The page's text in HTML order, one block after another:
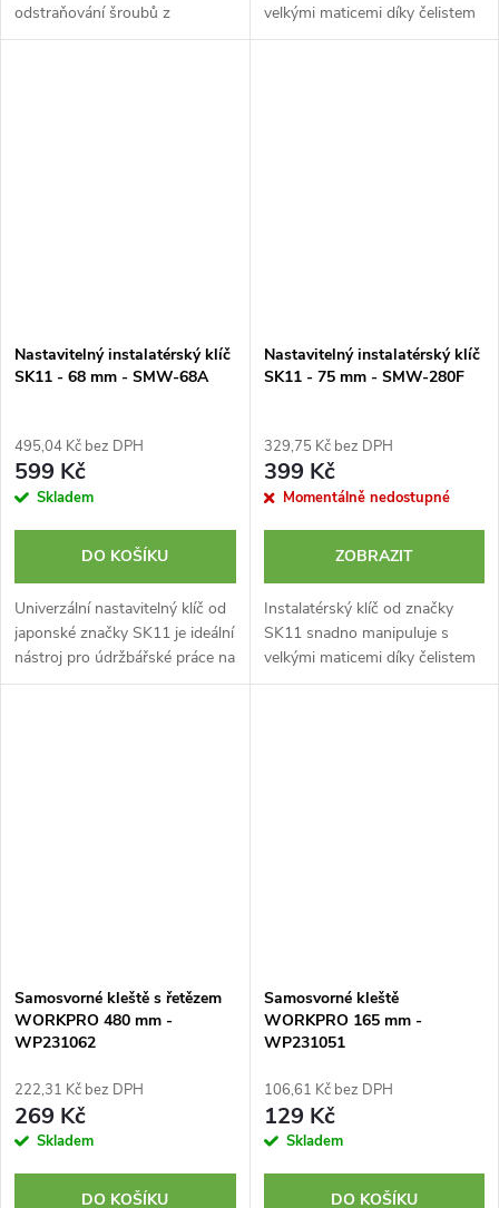
odstraňování šroubů z
vodovodních kohoutků.
velkými maticemi díky čelistem
o šířce 60 mm. Ideální pro
Nastavitelný instalatérský klíč
SK11 - 68 mm - SMW-68A
495,04 Kč bez DPH
599 Kč
Skladem
DO KOŠÍKU
Univerzální nastavitelný klíč od
japonské značky SK11 je ideální
nástroj pro údržbářské práce na
bateriích, sifonech a trubkách.
Nastavitelný instalatérský klíč
SK11 - 75 mm - SMW-280F
329,75 Kč bez DPH
399 Kč
Momentálně nedostupné
ZOBRAZIT
Instalatérský klíč od značky
SK11 snadno manipuluje s
velkými maticemi díky čelistem
o šířce 75 mm. Ideální pro
Samosvorné kleště s řetězem
WORKPRO 480 mm -
WP231062
222,31 Kč bez DPH
269 Kč
Skladem
DO KOŠÍKU
Samosvorné kleště
WORKPRO 165 mm -
WP231051
106,61 Kč bez DPH
129 Kč
Skladem
DO KOŠÍKU